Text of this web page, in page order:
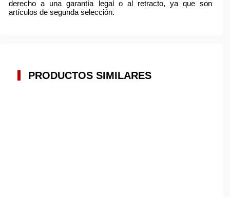
derecho a una garantía legal o al retracto, ya que son
artículos de segunda selección.
PRODUCTOS SIMILARES